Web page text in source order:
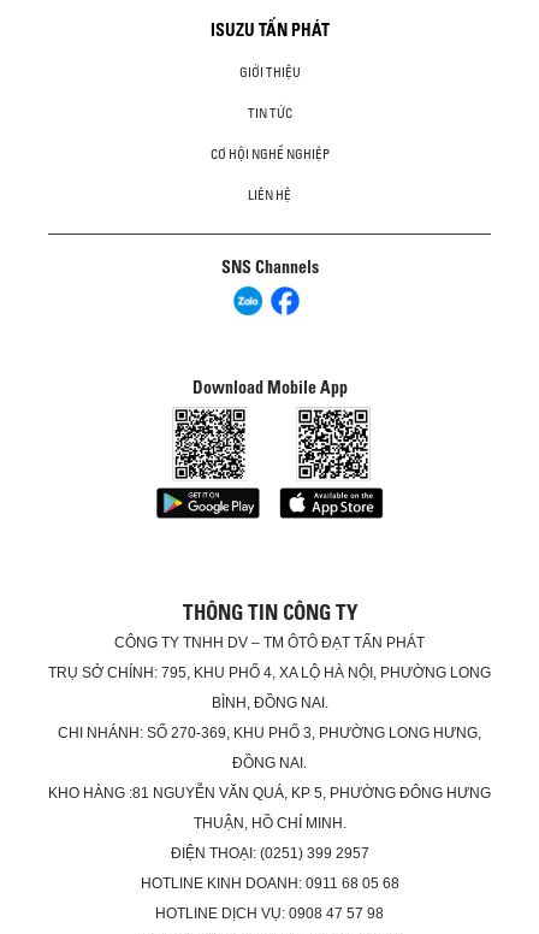
ISUZU TẤN PHÁT
GIỚI THIỆU
TIN TỨC
CƠ HỘI NGHỀ NGHIỆP
LIÊN HỆ
SNS Channels
Download Mobile App
THÔNG TIN CÔNG TY
CÔNG TY TNHH DV – TM ÔTÔ ĐẠT TẤN PHÁT
TRỤ SỞ CHÍNH: 795, KHU PHỐ 4, XA LỘ HÀ NỘI, PHƯỜNG LONG
BÌNH, ĐỒNG NAI.
CHI NHÁNH: SỐ 270-369, KHU PHỐ 3, PHƯỜNG LONG HƯNG,
ĐỒNG NAI.
KHO HÀNG :81 NGUYỄN VĂN QUÁ, KP 5, PHƯỜNG ĐÔNG HƯNG
THUẬN, HỒ CHÍ MINH.
ĐIỆN THOẠI: (0251) 399 2957
HOTLINE KINH DOANH: 0911 68 05 68
HOTLINE DỊCH VỤ: 0908 47 57 98